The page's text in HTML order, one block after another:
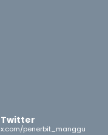
Twitter
x.com/penerbit_manggu